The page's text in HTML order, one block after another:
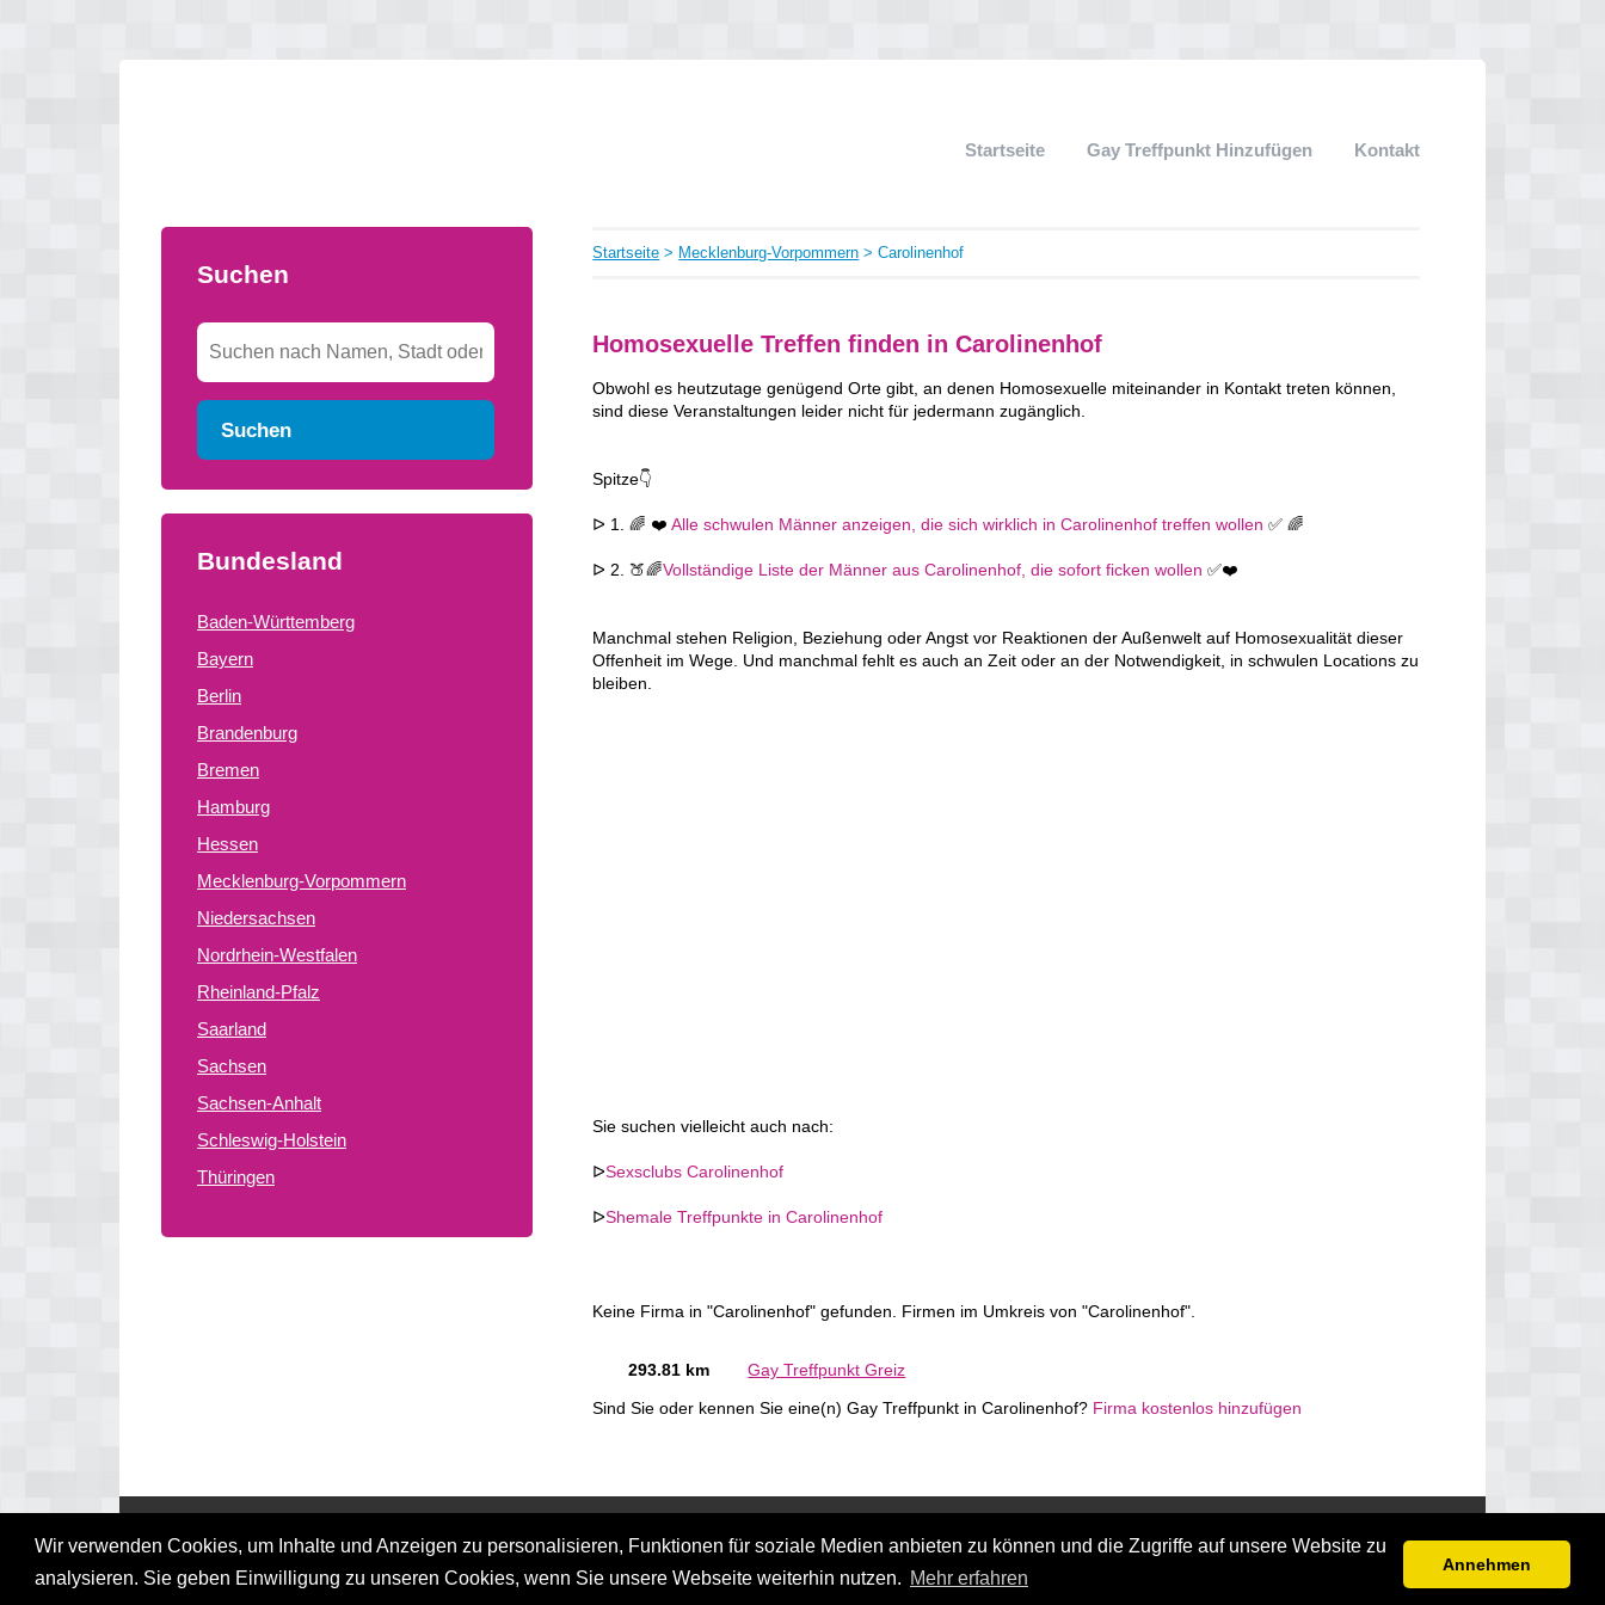
Wir verwenden Cookies, um Inhalte und Anzeigen zu personalisieren, Funktionen für soziale Medien anbieten zu können und die Zugriffe auf unsere Website zu
analysieren. Sie geben Einwilligung zu unseren Cookies, wenn Sie unsere Webseite weiterhin nutzen. Mehr erfahren
Annehmen
Startseite Gay Treffpunkt Hinzufügen Kontakt
Suchen
Suchen
Bundesland
Baden-Württemberg
Bayern
Berlin
Brandenburg
Bremen
Hamburg
Hessen
Mecklenburg-Vorpommern
Niedersachsen
Nordrhein-Westfalen
Rheinland-Pfalz
Saarland
Sachsen
Sachsen-Anhalt
Schleswig-Holstein
Thüringen
Startseite > Mecklenburg-Vorpommern > Carolinenhof
Homosexuelle Treffen finden in Carolinenhof
Obwohl es heutzutage genügend Orte gibt, an denen Homosexuelle miteinander in Kontakt treten können,
sind diese Veranstaltungen leider nicht für jedermann zugänglich.
Spitze👇
ᐅ 1. 🌈 ❤️Alle schwulen Männer anzeigen, die sich wirklich in Carolinenhof treffen wollen ✅ 🌈
ᐅ 2. 🍑🌈Vollständige Liste der Männer aus Carolinenhof, die sofort ficken wollen ✅❤️
Manchmal stehen Religion, Beziehung oder Angst vor Reaktionen der Außenwelt auf Homosexualität dieser
Offenheit im Wege. Und manchmal fehlt es auch an Zeit oder an der Notwendigkeit, in schwulen Locations zu
bleiben.
Sie suchen vielleicht auch nach:
ᐅSexsclubs Carolinenhof
ᐅShemale Treffpunkte in Carolinenhof
Keine Firma in "Carolinenhof" gefunden. Firmen im Umkreis von "Carolinenhof".
293.81 km Gay Treffpunkt Greiz
Sind Sie oder kennen Sie eine(n) Gay Treffpunkt in Carolinenhof? Firma kostenlos hinzufügen